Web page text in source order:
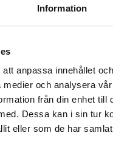
Information
anpassa innehållet
och analysera
från din enhet
Dessa kan i sin tur
eller som de har